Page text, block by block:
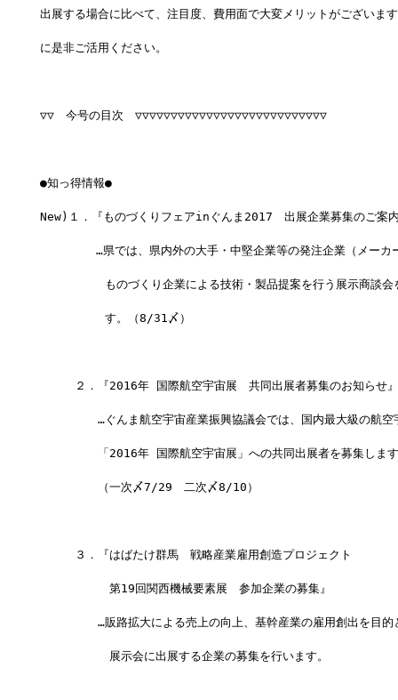
出展する場合に比べて、注目度、費用面で大変メリットがございま
に是非ご活用ください。
▽▽　今号の目次　▽▽▽▽▽▽▽▽▽▽▽▽▽▽▽▽▽▽▽▽▽▽▽▽▽▽▽
●知っ得情報●
New)１．『ものづくりフェアinぐんま2017　出展企業募集のご案
…県では、県内外の大手・中堅企業等の発注企業（メーカ
ものづくり企業による技術・製品提案を行う展示商談会
す。（8/31〆）
２．『2016年 国際航空宇宙展　共同出展者募集のお知らせ』
…ぐんま航空宇宙産業振興協議会では、国内最大級の航空
「2016年 国際航空宇宙展」への共同出展者を募集しま
（一次〆7/29　二次〆8/10）
３．『はばたけ群馬　戦略産業雇用創造プロジェクト
第19回関西機械要素展　参加企業の募集』
…販路拡大による売上の向上、基幹産業の雇用創出を目的
展示会に出展する企業の募集を行います。